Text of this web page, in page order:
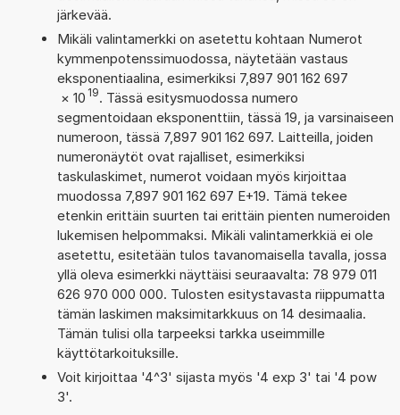
järkevää.
Mikäli valintamerkki on asetettu kohtaan Numerot
kymmenpotenssimuodossa, näytetään vastaus
eksponentiaalina, esimerkiksi 7,897 901 162 697
× 10 19. Tässä esitysmuodossa numero
segmentoidaan eksponenttiin, tässä 19, ja varsinaiseen
numeroon, tässä 7,897 901 162 697. Laitteilla, joiden
numeronäytöt ovat rajalliset, esimerkiksi
taskulaskimet, numerot voidaan myös kirjoittaa
muodossa 7,897 901 162 697 E+19. Tämä tekee
etenkin erittäin suurten tai erittäin pienten numeroiden
lukemisen helpommaksi. Mikäli valintamerkkiä ei ole
asetettu, esitetään tulos tavanomaisella tavalla, jossa
yllä oleva esimerkki näyttäisi seuraavalta: 78 979 011
626 970 000 000. Tulosten esitystavasta riippumatta
tämän laskimen maksimitarkkuus on 14 desimaalia.
Tämän tulisi olla tarpeeksi tarkka useimmille
käyttötarkoituksille.
Voit kirjoittaa '4^3' sijasta myös '4 exp 3' tai '4 pow
3'.